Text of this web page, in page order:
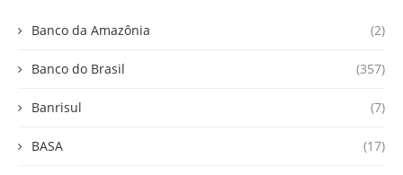
Banco da Amazônia (2)
Banco do Brasil (357)
Banrisul (7)
BASA (17)